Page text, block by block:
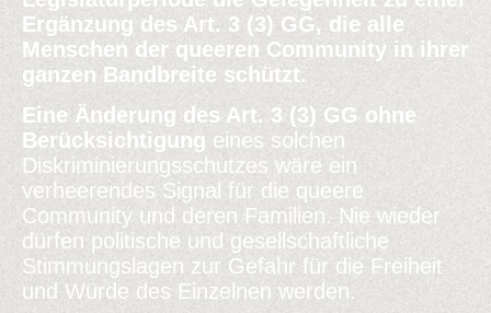
Ergänzung des Art. 3 (3) GG, die alle
Menschen der queeren Community in ihrer
ganzen Bandbreite schützt.
Eine Änderung des Art. 3 (3) GG ohne
Berücksichtigung eines solchen
Diskriminierungsschutzes wäre ein
verheerendes Signal für die queere
Community und deren Familien. Nie wieder
dürfen politische und gesellschaftliche
Stimmungslagen zur Gefahr für die Freiheit
und Würde des Einzelnen werden.